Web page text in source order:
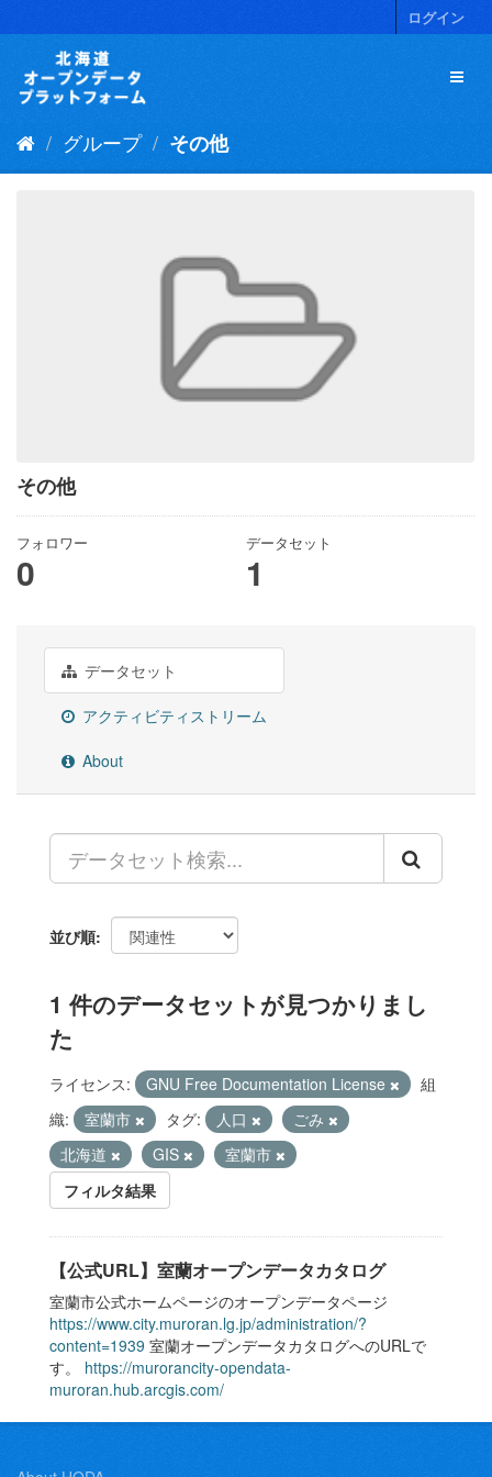
キ
ログイン
グループ その他
その他
フォロワー
0
データセット
1
データセット
アクティビティストリーム
About
並び順
1 件のデータセットが見つかりまし
た
ライセンス: GNU Free Documentation License
組
織:
室蘭市 タグ: 人口
ごみ
北海道
GIS
室蘭市
フィルタ結果
【公式URL】室蘭オープンデータカタログ
室蘭市公式ホームページのオープンデータページ
https://www.city.muroran.lg.jp/administration/?
content=1939 室蘭オープンデータカタログへのURLで
す。 https://murorancity-opendata-
muroran.hub.arcgis.com/